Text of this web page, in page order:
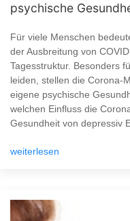
psychische
Für viele Menschen
der Ausbreitung von
Tagesstruktur. Besonders
leiden, stellen die Corona-
eigene psychische
welchen Einfluss die
Gesundheit von depressiv
weiterlesen